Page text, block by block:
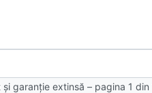
garanție extinsă – pagina 1 din